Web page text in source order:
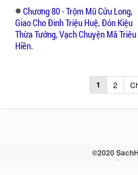
Chương 80 - Trộm Mũ Cửu Long,
Giao Cho Đinh Triệu Huệ, Đón Kiệu
Thừa Tướng, Vạch Chuyện Mã Triêu
Hiền.
1 2
©2020
Liên hệ - Điều